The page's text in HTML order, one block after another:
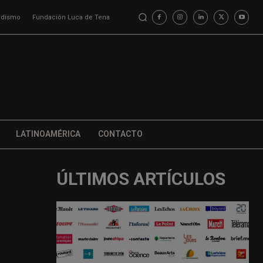
Fundación Luca de Tena
LATINOAMÉRICA CONTACTO
ÚLTIMOS ARTÍCULOS